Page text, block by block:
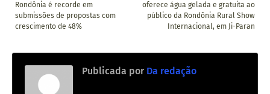
oferece água gelada e gratuita ao
público da Rondônia Rural Show
Internacional, em Ji-Paran
Rondônia é recorde em
submissões de propostas com
crescimento de 48%
Publicada por Da redação